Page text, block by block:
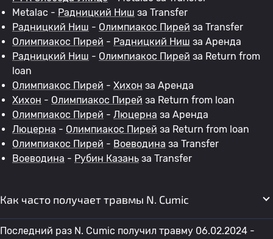
Metalac - Радницкий Ниш за Transfer
Радницкий Ниш - Олимпиакос Пирей за Transfer
Олимпиакос Пирей - Радницкий Ниш за Аренда
Радницкий Ниш - Олимпиакос Пирей за Return from
loan
Олимпиакос Пирей - Хихон за Аренда
Хихон - Олимпиакос Пирей за Return from loan
Олимпиакос Пирей - Люцерна за Аренда
Люцерна - Олимпиакос Пирей за Return from loan
Олимпиакос Пирей - Воеводина за Transfer
Воеводина - Рубин Казань за Transfer
Как часто получает травмы N. Cumic
Последний раз N. Cumic получил травму 06.02.2024 -